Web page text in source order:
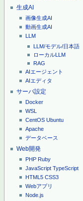
生成AI
画像生成AI
動画生成AI
LLM
LLM/モデル/日本語
ローカルLLM
RAG
AIエージェント
AIエディタ
サーバ設定
Docker
WSL
CentOS Ubuntu
Apache
データベース
Web開発
PHP Ruby
JavaScript TypeScript
HTML5 CSS3
Webアプリ
Node.js